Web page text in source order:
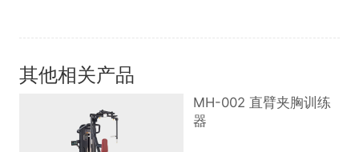
其他相关产品
MH-002 直臂夹胸训练
器